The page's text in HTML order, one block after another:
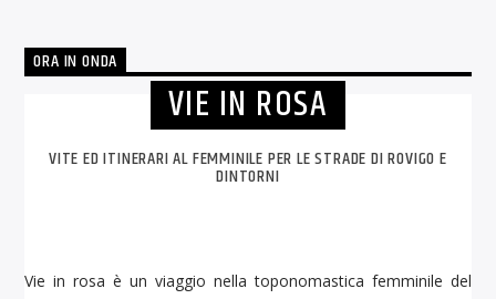
ORA IN ONDA
VIE IN ROSA
VITE ED ITINERARI AL FEMMINILE PER LE STRADE DI ROVIGO E
DINTORNI
Vie in rosa è un viaggio nella toponomastica femminile del